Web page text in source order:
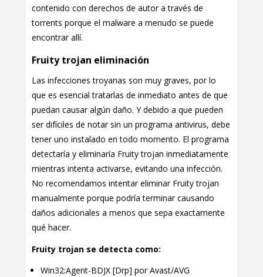
contenido con derechos de autor a través de
torrents porque el malware a menudo se puede
encontrar allí.
Fruity trojan eliminación
Las infecciones troyanas son muy graves, por lo
que es esencial tratarlas de inmediato antes de que
puedan causar algún daño. Y debido a que pueden
ser difíciles de notar sin un programa antivirus, debe
tener uno instalado en todo momento. El programa
detectaría y eliminaría Fruity trojan inmediatamente
mientras intenta activarse, evitando una infección.
No recomendamos intentar eliminar Fruity trojan
manualmente porque podría terminar causando
daños adicionales a menos que sepa exactamente
qué hacer.
Fruity trojan se detecta como:
Win32:Agent-BDJX [Drp] por Avast/AVG